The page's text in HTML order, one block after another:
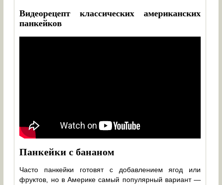
Видеорецепт классических американских
панкейков
Панкейки с бананом
Часто панкейки готовят с добавлением ягод или
фруктов, но в Америке самый популярный вариант —